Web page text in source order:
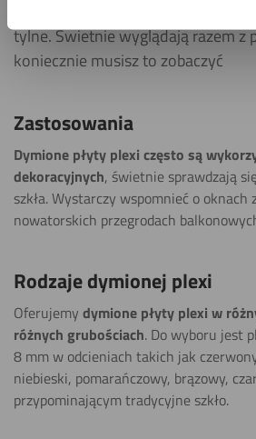
tylne. Świetnie wyglądają razem z
koniecznie musisz to zobaczyć
Zastosowania
Dymione płyty plexi często są
dekoracyjnych, świetnie sprawdzają
szkła. Wystarczy wspomnieć o oknach
nowatorskich przegrodach
Rodzaje dymionej plexi
Oferujemy dymione płyty plexi w
różnych grubościach. Do wyboru jest
8 mm w odcieniach takich jak
niebieski, pomarańczowy, brązowy,
przypominającym tradycyjne szkło.